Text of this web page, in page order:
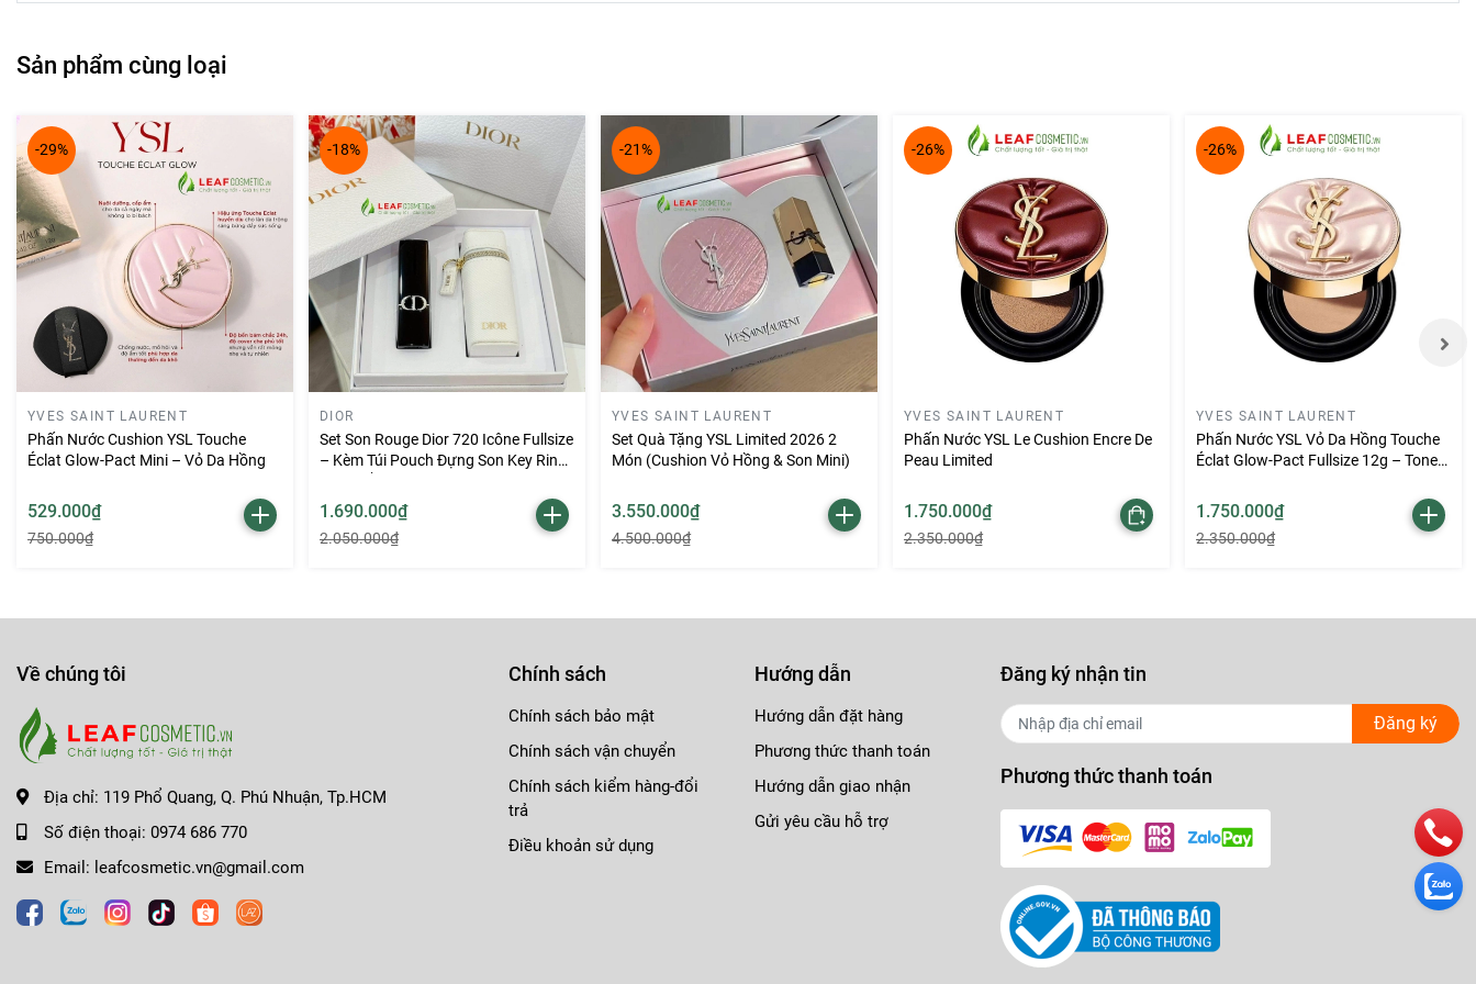
Thoa một lớp son dưỡng trước khi dùng để môi mềm mại hơn.
Thoa trực tiếp son lên môi hoặc dùng cọ để đạt độ chính xác cao.
Kết hợp trang điểm nhẹ nhàng để làm nổi bật sắc hồng rose.
Sản phẩm cùng loại
-29%
YVES SAINT LAURENT
Phấn Nước Cushion YSL Touche
Éclat Glow-Pact Mini – Vỏ Da Hồng
529.000₫
750.000₫
-18%
DIOR
Set Son Rouge Dior 720 Icône Fullsize
– Kèm Túi Pouch Đựng Son Key Ring
1.690.000₫
2.050.000₫
-21%
YVES SAINT LAURENT
Set Quà Tặng YSL Limited 2026 2
Món (Cushion Vỏ Hồng & Son Mini)
3.550.000₫
4.500.000₫
-26%
YVES SAINT LAURENT
Phấn Nước YSL Le Cushion Encre De
Peau Limited
1.750.000₫
2.350.000₫
-26%
YVES SAINT LAURENT
Phấn Nước YSL Vỏ Da Hồng Touche
Éclat Glow-Pact Fullsize 12g – Tone
1.750.000₫
2.350.000₫
Về chúng tôi
Địa chỉ: 119 Phổ Quang, Q. Phú Nhuận, Tp.HCM
Số điện thoại: 0974 686 770
Email: leafcosmetic.vn@gmail.com
Chính sách
Chính sách bảo mật
Chính sách vận chuyển
Chính sách kiểm hàng-đổi
trả
Điều khoản sử dụng
Hướng dẫn
Hướng dẫn đặt hàng
Phương thức thanh toán
Hướng dẫn giao nhận
Gửi yêu cầu hỗ trợ
Đăng ký nhận tin
Đăng ký
Phương thức thanh toán